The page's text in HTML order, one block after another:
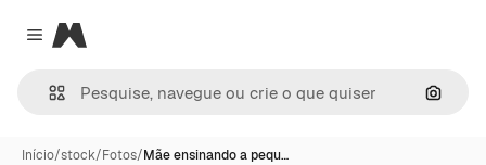
Close menu
Magnific
Início/stock/Fotos/Mãe ensinando a pequ…